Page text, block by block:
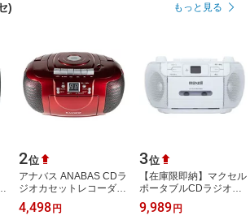
) もっと見る
2位
アナバス ANABAS CDラ
ジオカセットレコーダー
レッド CD-
CB5R〈CDCB5-R〉
4,498 円
3位
【在庫限即納】マクセル
ポータブルCDラジオカ
セットレコーダー ワイド
FM対応(MXCR100)
9,989 円